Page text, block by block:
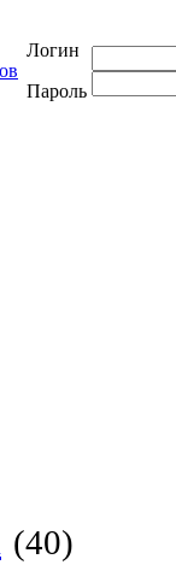
Логин
Пароль
(40)